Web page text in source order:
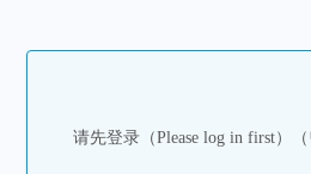
请先登录（Please log in first）